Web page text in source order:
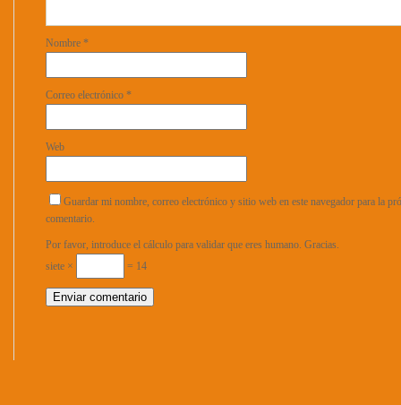
Nombre *
Correo electrónico *
Web
Guardar mi nombre, correo electrónico y sitio web en este navegador para la
comentario.
Por favor, introduce el cálculo para validar que eres humano. Gracias.
siete ×
= 14